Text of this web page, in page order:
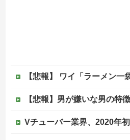
【悲報】 ワイ「ラーメン一袋だけじゃ足らん
【悲報】男が嫌いな男の特徴がこ
Vチューバー業界、2020年初頭の一番手V